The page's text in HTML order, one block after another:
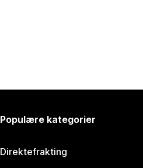
Populære kategorier
Direktefrakting